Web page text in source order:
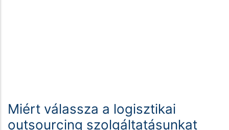
Miért válassza a logisztikai
outsourcing szolgáltatásunkat